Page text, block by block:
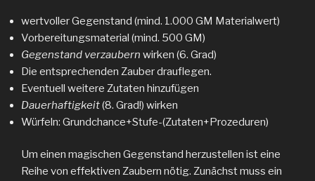
wertvoller Gegenstand (mind. 1.000 GM Materialwert)
Vorbereitungsmaterial (mind. 500 GM)
Gegenstand verzaubern wirken (6. Grad)
Die entsprechenden Zauber drauflegen.
Eventuell weitere Zutaten hinzufügen
Dauerhaftigkeit(8. Grad!) wirken
Würfeln: Grundchance+Stufe-(Zutaten+Prozeduren)
Um einen magischen Gegenstand herzustellen ist eine
Reihe von effektiven Zaubern nötig. Zunächst muss ein